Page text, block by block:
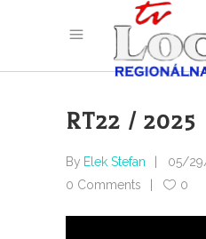
RT22 / 2025
By Elek Stefan
05/
0 Comments
0